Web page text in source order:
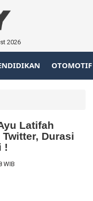
2026
OTOMOTIF
Latifah
Durasi
!
WIB